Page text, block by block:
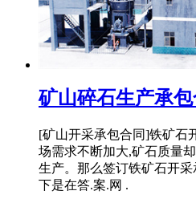
矿山碎石生产承
[矿山开采承包合同]铁矿石
场需求不断加大,矿石质量
生产。那么签订铁矿石开
下是在答.案.网 .